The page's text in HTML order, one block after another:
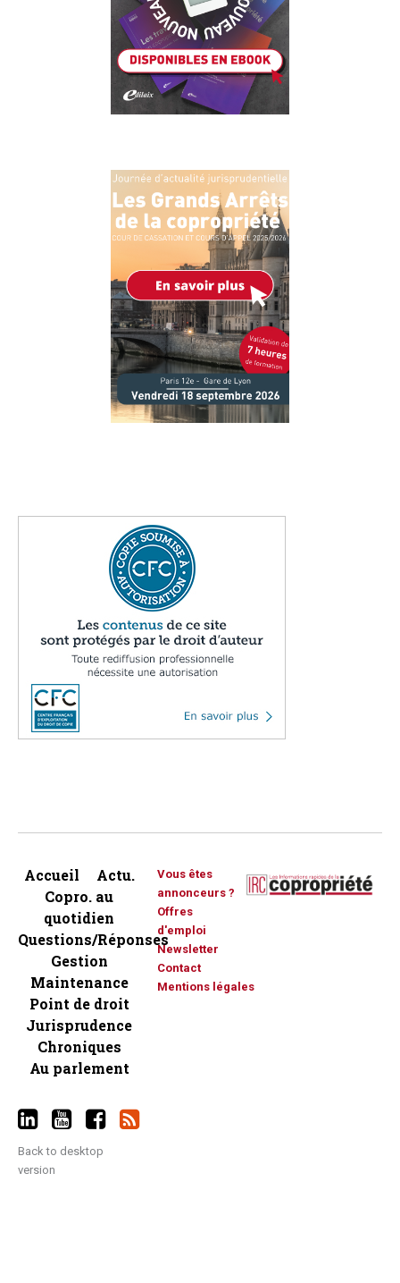
Accueil
Actu.
Copro. au
quotidien
Questions/Réponses
Gestion
Maintenance
Point de droit
Jurisprudence
Chroniques
Au parlement
Vous êtes
annonceurs ?
Offres
d'emploi
Newsletter
Contact
Mentions légales
Back to desktop
version